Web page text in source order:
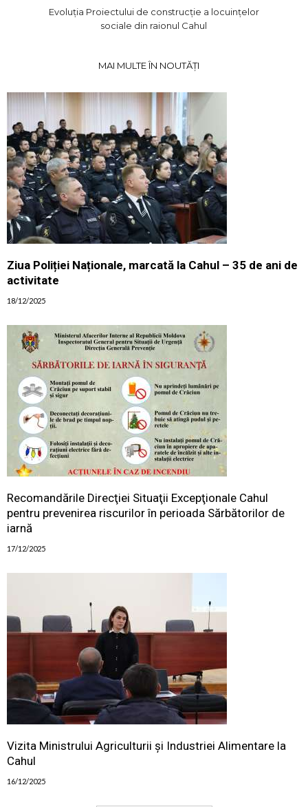
Evoluția Proiectului de construcție a locuințelor
sociale din raionul Cahul
MAI MULTE ÎN NOUTĂȚI
Ziua Poliției Naționale, marcată la Cahul – 35 de ani de
activitate
18/12/2025
Recomandările Direcţiei Situaţii Excepţionale Cahul
pentru prevenirea riscurilor în perioada Sărbătorilor de
iarnă
17/12/2025
Vizita Ministrului Agriculturii și Industriei Alimentare la
Cahul
16/12/2025